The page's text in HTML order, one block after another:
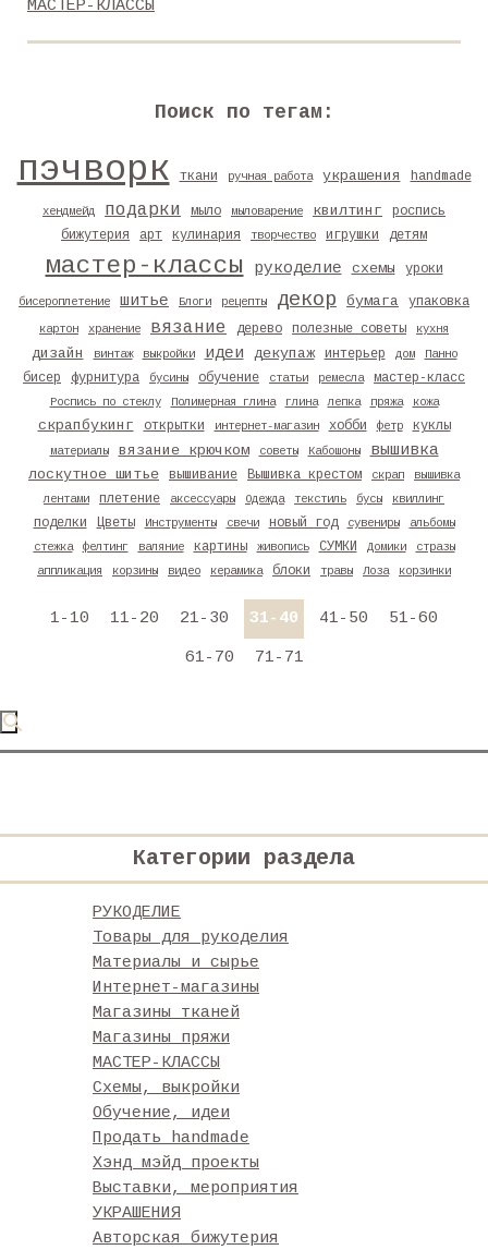
МАСТЕР-КЛАССЫ
Поиск по тегам:
пэчворк ткани ручная работа украшения handmade
хендмейд подарки мыло мыловарение квилтинг
роспись
бижутерия
арт кулинария творчество игрушки детям
мастер-классы рукоделие схемы уроки
бисероплетение шитье Блоги рецепты декор бумага упаковка
картон хранение вязание дерево полезные советы кухня
дизайн винтаж выкройки идеи декупаж интерьер дом Панно
бисер фурнитура бусины обучение статьи ремесла мастер-класс
Роспись по стеклу Полимерная глина глина лепка пряжа кожа
скрапбукинг открытки интернет-магазин хобби фетр куклы
материалы вязание крючком советы Кабошоны вышивка
лоскутное шитье вышивание Вышивка крестом скрап
вышивка
лентами
плетение аксессуары Одежда текстиль бусы квиллинг
поделки Цветы Инструменты свечи новый год сувениры
альбомы
стежка
фелтинг валяние картины живопись СУМКИ Домики
стразы
аппликация
корзины видео керамика блоки травы Лоза корзинки
1-10 11-20 21-30 31-40 41-50 51-60
61-70 71-71
Категории раздела
РУКОДЕЛИЕ
Товары для рукоделия
Материалы и сырье
Интернет-магазины
Магазины тканей
Магазины пряжи
МАСТЕР-КЛАССЫ
Схемы, выкройки
Обучение, идеи
Продать handmade
Хэнд мэйд проекты
Выставки, мероприятия
УКРАШЕНИЯ
Авторская бижутерия